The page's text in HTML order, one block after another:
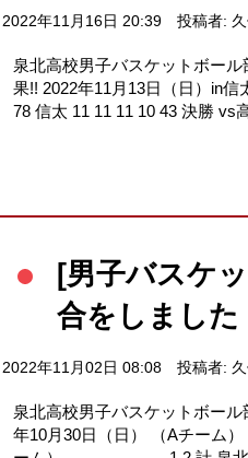
2022年11月16日 20:39 投稿者:
泉北高校男子バスケットボー
果!! 2022年11月13日（日）
78 信太 11 11 11 10 43 決
[男子バスケ
合をしました
2022年11月02日 08:08 投稿者:
泉北高校男子バスケットボー
年10月30日（日） （Aチー